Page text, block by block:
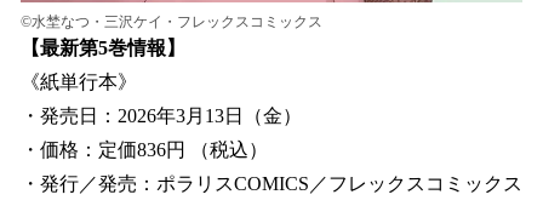
©水埜なつ・三沢ケイ・フレックスコミックス
【最新第5巻情報】
《紙単行本》
・発売日：2026年3月13日（金）
・価格：定価836円 （税込）
・発行／発売：ポラリスCOMICS／フレックスコミックス